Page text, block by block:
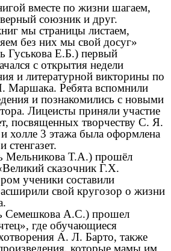
вместе по жизни шагаем,
союзник и друг.
мы страницы листаем,
без них мы свой досуг»
Гуськова Е.Б.) первый
с открытия недели
и литературной викторины по
Маршака. Ребята вспомнили
и познакомились с новыми
Лицеисты приняли участие
посвященных творчеству С. Я.
холле 3 этажа была оформлена
стенгазет.
Мельникова Т.А.) прошёл
сказочник Г.Х.
ученики составили
свой кругозор о жизни
Семешкова А.С.) прошел
где обучающиеся
А. Л. Барто, также
которые мамы им